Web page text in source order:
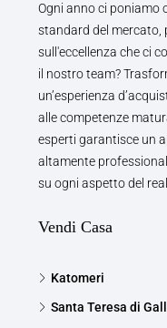
Ogni anno ci poniamo
standard del mercato,
sull'eccellenza che ci
il nostro team?
un’esperienza
alle competenze
esperti garantisce un
altamente
su ogni aspetto del
Vendi Casa
Katomeri
Santa Teresa di